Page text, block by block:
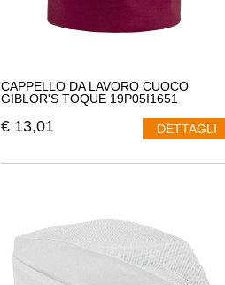
CAPPELLO DA LAVORO CUOCO
GIBLOR'S TOQUE 19P05I1651
€ 13,01 DETTAGLI